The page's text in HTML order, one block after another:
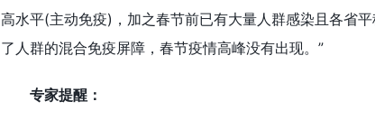
高水平(主动免疫)，加之春节前已有大量人群感染且各省
了人群的混合免疫屏障，春节疫情高峰没有出现。”
专家提醒：